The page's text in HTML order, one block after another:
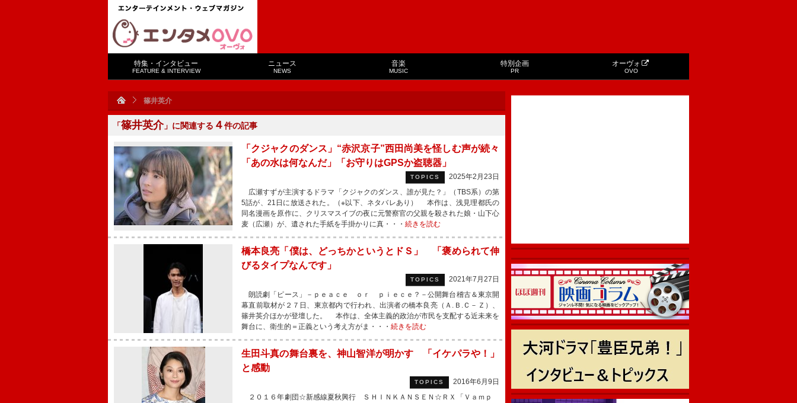
特集・インタビュー
FEATURE & INTERVIEW
ニュース
NEWS
音楽
MUSIC
特別企画
PR
オーヴォ
OVO
篠井英介
「篠井英介」に関連する ４件の記事
「クジャクのダンス」“赤沢京子”西田尚美を怪しむ声が続々
「あの水は何なんだ」「お守りはGPSか盗聴器」
TOPICS
2025年2月23日
広瀬すずが主演するドラマ「クジャクのダンス、誰が見た？」（TBS系）の第
5話が、21日に放送された。（※以下、ネタバレあり） 本作は、浅見理都氏の
同名漫画を原作に、クリスマスイブの夜に元警察官の父親を殺された娘・山下心
麦（広瀬）が、遺された手紙を手掛かりに真・・・ 続きを読む
橋本良亮「僕は、どっちかというとドＳ」 「褒められて伸
びるタイプなんです」
TOPICS
2021年7月27日
朗読劇「ピース」－ｐｅａｃｅ ｏｒ ｐｉｅｃｅ？－公開舞台稽古＆東京開
幕直前取材が２７日、東京都内で行われ、出演者の橋本良亮（Ａ.Ｂ.Ｃ－Ｚ）、
篠井英介ほかが登壇した。 本作は、全体主義的政治が市民を支配する近未来を
舞台に、衛生的＝正義という考え方がま・・・ 続きを読む
生田斗真の舞台裏を、神山智洋が明かす 「イケパラや！」
と感動
TOPICS
2016年6月9日
２０１６年劇団☆新感線夏秋興行 ＳＨＩＮＫＡＮＳＥＮ☆ＲＸ「Ｖａｍｐ